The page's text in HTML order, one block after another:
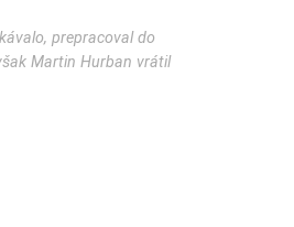
prepracoval do
Martin Hurban vrátil